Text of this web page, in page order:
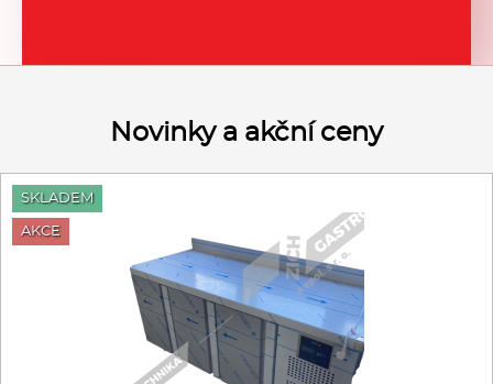
Novinky a akční ceny
SKLADEM
AKCE